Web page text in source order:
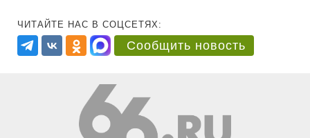
ЧИТАЙТЕ НАС В СОЦСЕТЯХ:
Сообщить новость